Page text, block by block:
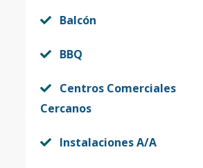
Balcón
BBQ
Centros Comerciales
Cercanos
Instalaciones A/A